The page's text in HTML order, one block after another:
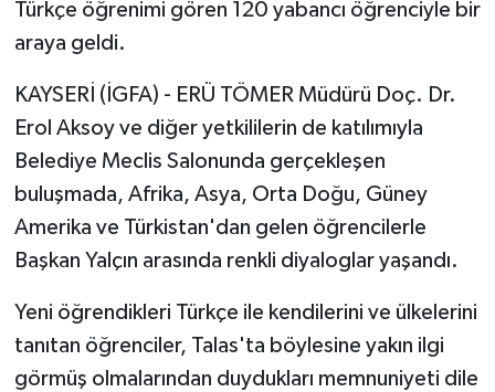
Türkçe öğrenimi gören 120 yabancı öğrenciyle bir
araya geldi.
KAYSERİ (İGFA) - ERÜ TÖMER Müdürü Doç. Dr.
Erol Aksoy ve diğer yetkililerin de katılımıyla
Belediye Meclis Salonunda gerçekleşen
buluşmada, Afrika, Asya, Orta Doğu, Güney
Amerika ve Türkistan'dan gelen öğrencilerle
Başkan Yalçın arasında renkli diyaloglar yaşandı.
Yeni öğrendikleri Türkçe ile kendilerini ve ülkelerini
tanıtan öğrenciler, Talas'ta böylesine yakın ilgi
görmüş olmalarından duydukları memnuniyeti dile